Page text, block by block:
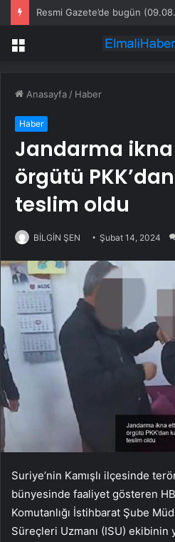
Resmi Gazete’de bugün
Menü
Anasayfa / Haber
Haber
Jandarma
örgütü
teslim oldu
BİLGİN ŞEN Şubat 14, 2024
Suriye’nin Kamışlı ilçesinde
bünyesinde faaliyet gösteren
Komutanlığı İstihbarat Şube
Süreçleri Uzmanı (ISU) ekibinin